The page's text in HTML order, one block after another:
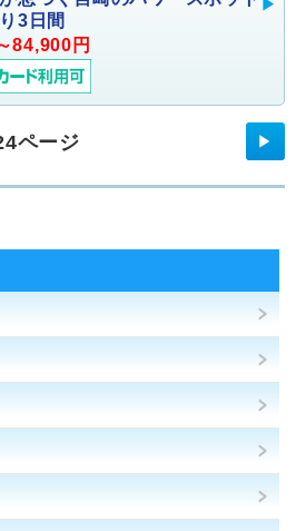
3日間
84,900円
ページ ▶